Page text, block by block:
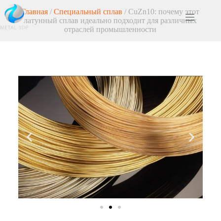
Главная /Специальный сплав / CuZn10: почему этот
латунный сплав идеально подходит для различных
отраслей промышленности